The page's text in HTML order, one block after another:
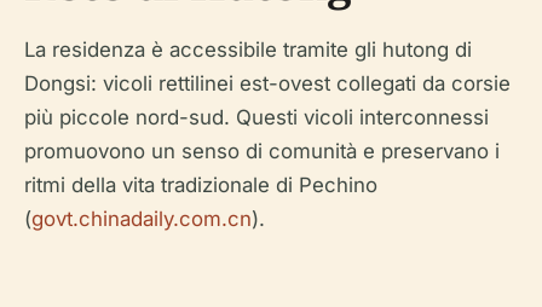
La residenza è accessibile tramite gli hutong di
Dongsi: vicoli rettilinei est-ovest collegati da corsie
più piccole nord-sud. Questi vicoli interconnessi
promuovono un senso di comunità e preservano i
ritmi della vita tradizionale di Pechino
(govt.chinadaily.com.cn).